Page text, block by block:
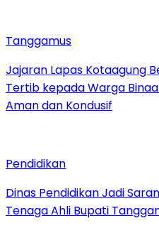
Tanggamus
Jajaran Lapas Kotaagung
Tertib kepada Warga
Aman dan Kondusif
Pendidikan
Dinas Pendidikan Jadi
Tenaga Ahli Bupati